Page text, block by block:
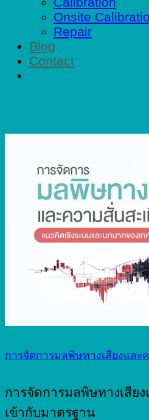
Onsite
Repair
Blog
Contact
การจัดการมลพิษทางเสียงและ
การจัดการมลพิษทางเสีย
เข้ากับมาตรฐาน